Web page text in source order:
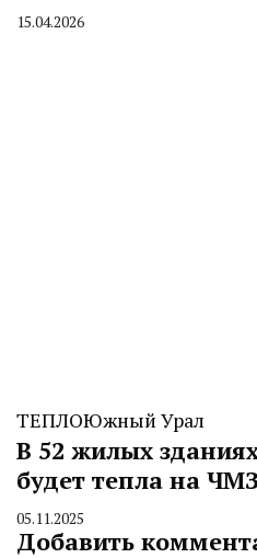
By
15.04.2026
ТЕПЛОЮжный Урал
В 52 жилых
будет тепла на
By
CHELINDUSTRY
05.11.2025
Добавить